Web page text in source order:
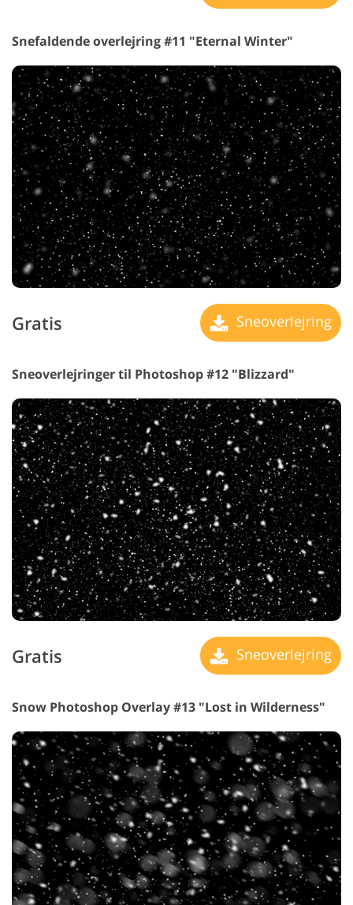
Snefaldende overlejring #11 "Eternal Winter"
Gratis Sneoverlejring
Sneoverlejringer til Photoshop #12 "Blizzard"
Gratis Sneoverlejring
Snow Photoshop Overlay #13 "Lost in Wilderness"